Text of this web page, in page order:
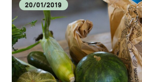
20/01/2019